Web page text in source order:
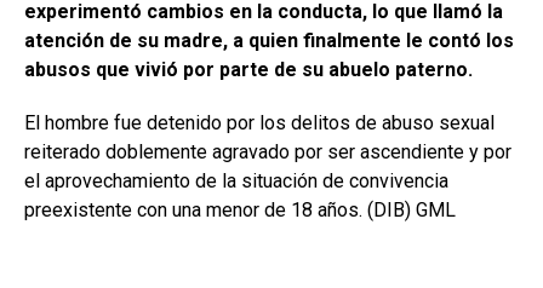
experimentó cambios en la conducta, lo que llamó la
atención de su madre, a quien finalmente le contó los
abusos que vivió por parte de su abuelo paterno.
El hombre fue detenido por los delitos de abuso sexual
reiterado doblemente agravado por ser ascendiente y por
el aprovechamiento de la situación de convivencia
preexistente con una menor de 18 años. (DIB) GML